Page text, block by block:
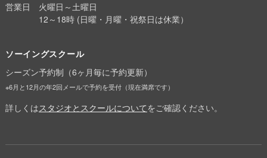
営業日
火曜日～土曜日
12～18時 (日曜・月曜・祝祭日は休業）
ソーイングスクール
シーズン予約制（6ヶ月毎に予約更新）
※6月と12月の年2回メールで予約を受付（現在満席です）
詳しくはスタジオとスクールについてをご確認ください。